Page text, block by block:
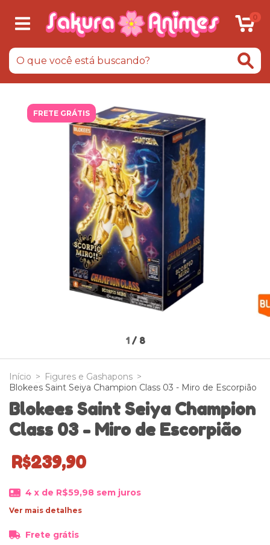
0
FRETE GRÁTIS
1/ 8
Início > Figures e Gashapons >
Blokees Saint Seiya Champion Class 03 - Miro de Escorpião
Blokees Saint Seiya Champion
Class 03 - Miro de Escorpião
R$239,90
4 x de R$59,98 sem juros
Ver mais detalhes
Frete grátis